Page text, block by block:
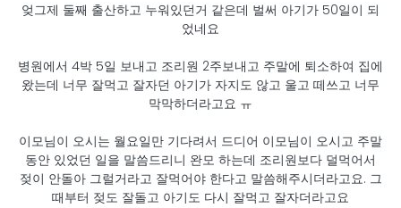
엊그제 둘째 출산하고 누워있던거 같은데 벌써 아기가 50일이 되
었네요
병원에서 4박 5일 보내고 조리원 2주보내고 주말에 퇴소하여 집에
왔는데 너무 잘먹고 잘자던 아기가 자지도 않고 울고 떼쓰고 너무
막막하더라고요 ㅠ
이모님이 오시는 월요일만 기다려서 드디어 이모님이 오시고 주말
동안 있었던 일을 말씀드리니 완모 하는데 조리원보다 덜먹어서
젖이 안돌아 그럴거라고 잘먹어야 한다고 말씀해주시더라고요. 그
때부터 젖도 잘돌고 아기도 다시 잘먹고 잘자더라고요